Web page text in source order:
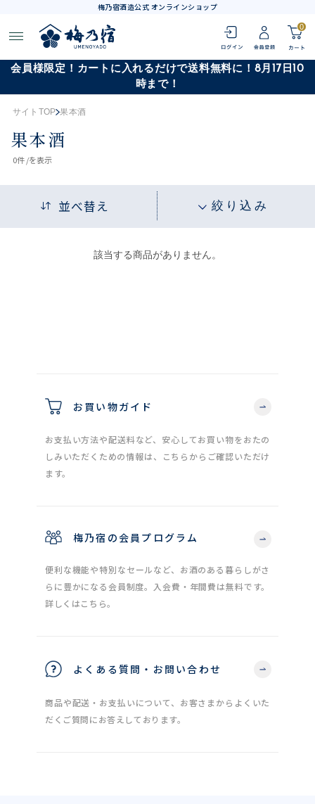
梅乃宿酒造公式 オンラインショップ
0
会員様限定！カートに入れるだけで送料無料に！8月17日10
時まで！
サイトTOP 果本酒
果本酒
0件 /を表示
並べ替え 絞り込み
該当する商品がありません。
お買い物ガイド
お支払い方法や配送料など、安心してお買い物をおたの
しみいただくための情報は、こちらからご確認いただけ
ます。
梅乃宿の会員プログラム
便利な機能や特別なセールなど、お酒のある暮らしがさ
らに豊かになる会員制度。入会費・年間費は無料です。
詳しくはこちら。
よくある質問・お問い合わせ
商品や配送・お支払いについて、お客さまからよくいた
だくご質問にお答えしております。